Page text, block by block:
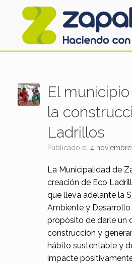
El
la
Ladrillos
Publicado el 4
La Municipalidad de
creación de Eco
que lleva adelante la
Ambiente y
propósito de darle un
construcción y
hábito sustentable y
impacte